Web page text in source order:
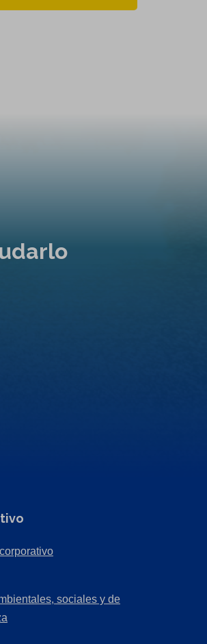
(Opens
new
sociales y de